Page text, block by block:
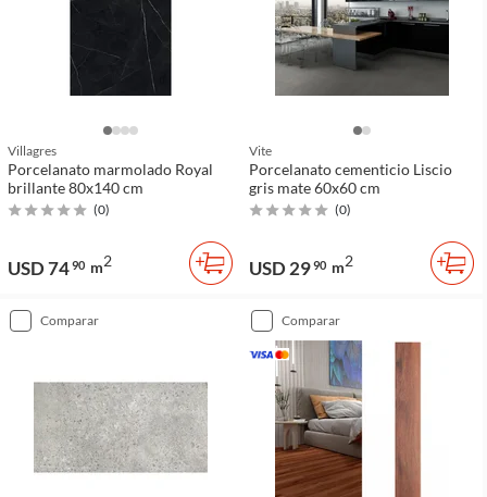
Villagres
Porcelanato marmolado Royal
brillante 80x140 cm
(0)
USD 7490 m2
Vite
Porcelanato cementicio Liscio
gris mate 60x60 cm
(0)
USD 2990 m2
comparar comparar